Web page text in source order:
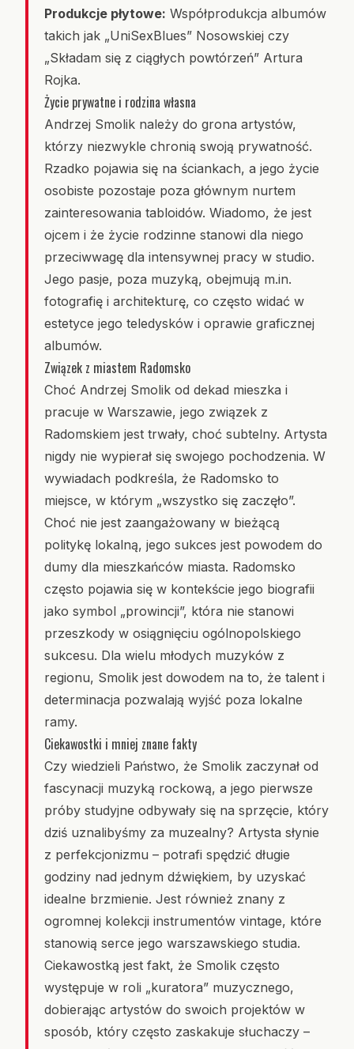
Produkcje płytowe: Współprodukcja albumów
takich jak „UniSexBlues” Nosowskiej czy
„Składam się z ciągłych powtórzeń” Artura
Rojka.
Życie prywatne i rodzina własna
Andrzej Smolik należy do grona artystów,
którzy niezwykle chronią swoją prywatność.
Rzadko pojawia się na ściankach, a jego życie
osobiste pozostaje poza głównym nurtem
zainteresowania tabloidów. Wiadomo, że jest
ojcem i że życie rodzinne stanowi dla niego
przeciwwagę dla intensywnej pracy w studio.
Jego pasje, poza muzyką, obejmują m.in.
fotografię i architekturę, co często widać w
estetyce jego teledysków i oprawie graficznej
albumów.
Związek z miastem Radomsko
Choć Andrzej Smolik od dekad mieszka i
pracuje w Warszawie, jego związek z
Radomskiem jest trwały, choć subtelny. Artysta
nigdy nie wypierał się swojego pochodzenia. W
wywiadach podkreśla, że Radomsko to
miejsce, w którym „wszystko się zaczęło”.
Choć nie jest zaangażowany w bieżącą
politykę lokalną, jego sukces jest powodem do
dumy dla mieszkańców miasta. Radomsko
często pojawia się w kontekście jego biografii
jako symbol „prowincji”, która nie stanowi
przeszkody w osiągnięciu ogólnopolskiego
sukcesu. Dla wielu młodych muzyków z
regionu, Smolik jest dowodem na to, że talent i
determinacja pozwalają wyjść poza lokalne
ramy.
Ciekawostki i mniej znane fakty
Czy wiedzieli Państwo, że Smolik zaczynał od
fascynacji muzyką rockową, a jego pierwsze
próby studyjne odbywały się na sprzęcie, który
dziś uznalibyśmy za muzealny? Artysta słynie
z perfekcjonizmu – potrafi spędzić długie
godziny nad jednym dźwiękiem, by uzyskać
idealne brzmienie. Jest również znany z
ogromnej kolekcji instrumentów vintage, które
stanowią serce jego warszawskiego studia.
Ciekawostką jest fakt, że Smolik często
występuje w roli „kuratora” muzycznego,
dobierając artystów do swoich projektów w
sposób, który często zaskakuje słuchaczy –